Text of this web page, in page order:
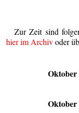
Zur Zeit sind
hier im Archivoder
Oktober
Oktober